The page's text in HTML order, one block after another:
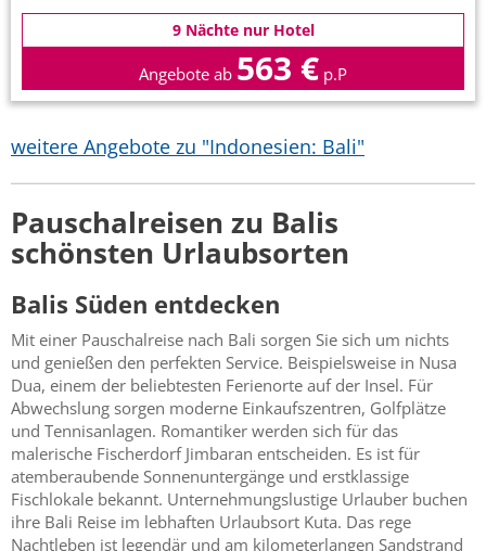
9 Nächte nur Hotel
Angebote ab 563 € p.P
weitere Angebote zu "Indonesien: Bali"
Pauschalreisen zu Balis
schönsten Urlaubsorten
Balis Süden entdecken
Mit einer Pauschalreise nach Bali sorgen Sie sich um nichts
und genießen den perfekten Service. Beispielsweise in Nusa
Dua, einem der beliebtesten Ferienorte auf der Insel. Für
Abwechslung sorgen moderne Einkaufszentren, Golfplätze
und Tennisanlagen. Romantiker werden sich für das
malerische Fischerdorf Jimbaran entscheiden. Es ist für
atemberaubende Sonnenuntergänge und erstklassige
Fischlokale bekannt. Unternehmungslustige Urlauber buchen
ihre Bali Reise im lebhaften Urlaubsort Kuta. Das rege
Nachtleben ist legendär und am kilometerlangen Sandstrand